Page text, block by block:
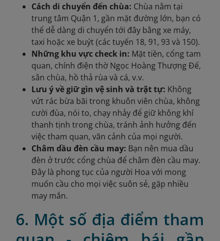
Cách di chuyển đến chùa: Chùa nằm tại
trung tâm Quận 1, gần mặt đường lớn, bạn có
thể dễ dàng di chuyển tới đây bằng xe máy,
taxi hoặc xe buýt (các tuyến 18, 91, 93 và 150).
Những khu vực check in: Mặt tiền, cổng tam
quan, chính điện thờ Ngọc Hoàng Thượng Đế,
sân chùa, hồ thả rùa và cá, v.v.
Lưu ý về giữ gìn vệ sinh và trật tự: Không
vứt rác bừa bãi trong khuôn viên chùa, không
cười đùa, nói to, chạy nhảy để giữ không khí
thanh tịnh trong chùa, tránh ảnh hưởng đến
việc tham quan, vãn cảnh của mọi người.
Châm dầu đèn cầu may: Bạn nên mua dầu
đèn ở trước cổng chùa để châm đèn cầu may.
Đây là phong tục của người Hoa với mong
muốn cầu cho mọi việc suôn sẻ, gặp nhiều
may mắn.
6. Một số địa điểm tham